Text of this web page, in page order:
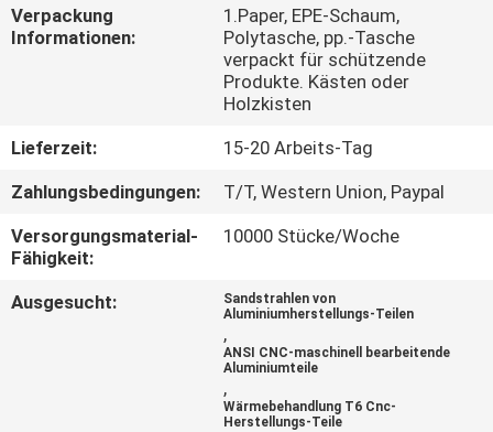
KONTAKT
NEUIGKEITEN
BITTE
UM
Verpackung
Informationen:
1.Paper, EPE-Schaum,
Polytasche, pp.-Tasche
verpackt für schützende
Produkte. Kästen oder
Holzkisten
Lieferzeit:
15-20 Arbeits-Tag
Zahlungsbedingungen:
T/T, Western Union, Paypal
Versorgungsmaterial-
Fähigkeit:
10000 Stücke/Woche
Ausgesucht:
Sandstrahlen von
Aluminiumherstellungs-Teilen
,
ANSI CNC-maschinell bearbeitende
Aluminiumteile
,
Wärmebehandlung T6 Cnc-
Herstellungs-Teile